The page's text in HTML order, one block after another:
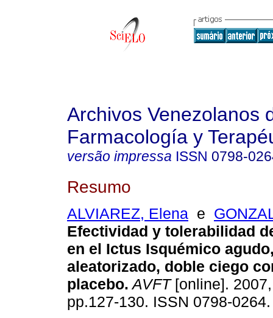
Archivos Venezolanos
Farmacología y
versão impressa ISSN 0798-
Resumo
ALVIAREZ, Elena e
Efectividad y tolerabilidad
en el Ictus Isquémico
aleatorizado, doble ciego
placebo. AVFT[online].
pp.127-130. ISSN 0798-0264.